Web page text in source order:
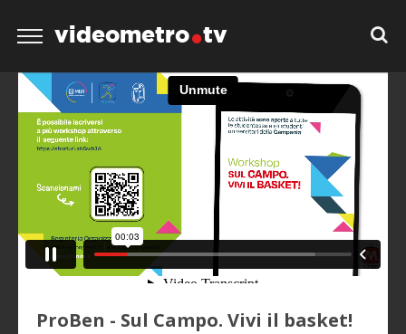
videometro tv
ProBen - Sul Campo. Vivi il basket!